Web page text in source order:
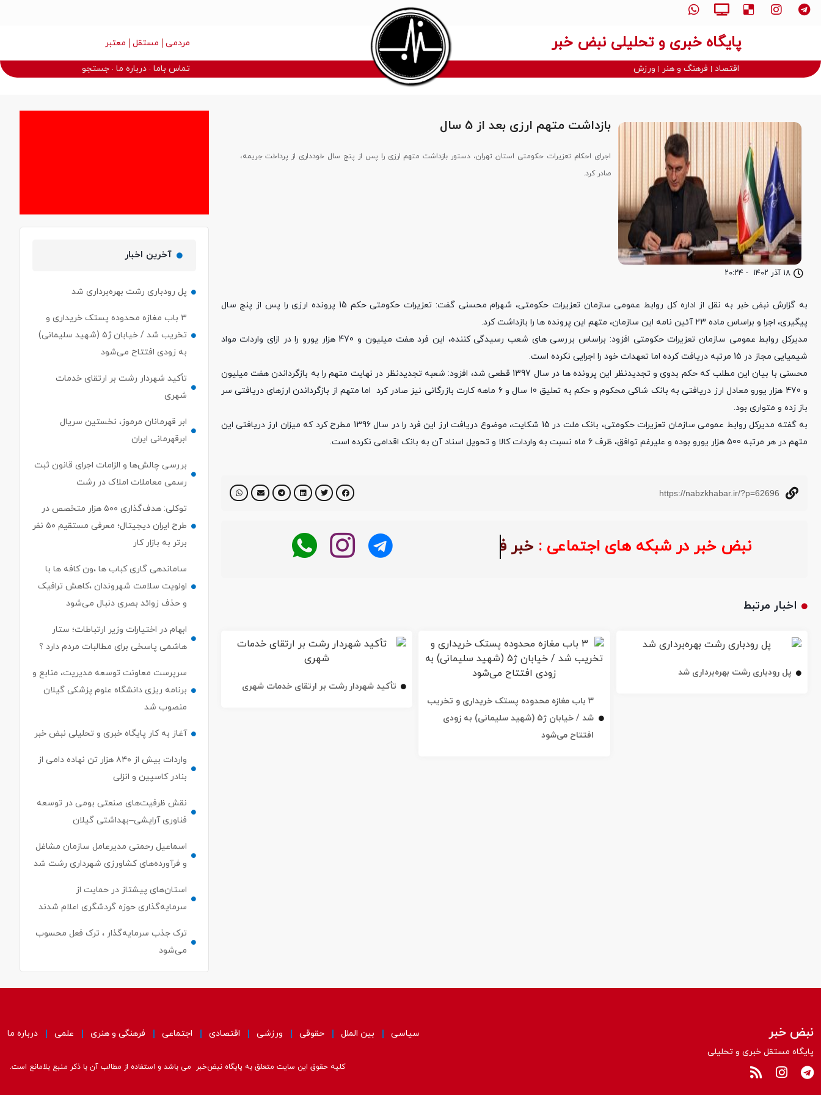
پایگاه خبری و تحلیلی نبض خبر مردمی مستقل معتبر
اقتصاد فرهنگ و هنر ورزش تماس باما درباره ما جستجو
۱۸ آذر ۱۴۰۲ - ۲۰:۲۴
بازداشت متهم ارزی بعد از 5 سال
اجرای احکام تعزیرات حکومتی استان تهران، دستور بازداشت متهم ارزی را پس از پنج سال خودداری از پرداخت جریمه،
صادر کرد.
به گزارش نبض خبر به نقل از اداره کل روابط عمومی سازمان تعزیرات حکومتی، شهرام محسنی گفت: تعزیرات حکومتی حکم 15 پرونده ارزی را پس از پنج سال
پیگیری، اجرا و براساس ماده 23 آئین نامه این سازمان، متهم این پرونده ها را بازداشت کرد.
مدیرکل روابط عمومی سازمان تعزیرات حکومتی افزود: براساس بررسی های شعب رسیدگی کننده، این فرد هفت میلیون و 470 هزار یورو را در ازای واردات مواد
شیمیایی مجاز در 15 مرتبه دریافت کرده اما تعهدات خود را اجرایی نکرده است.
محسنی با بیان این مطلب که حکم بدوی و تجدیدنظر این پرونده ها در سال 1397 قطعی شد، افزود: شعبه تجدیدنظر در نهایت متهم را به بازگرداندن هفت میلیون
و 470 هزار یورو معادل ارز دریافتی به بانک شاکی محکوم و حکم به تعلیق 10 سال و 6 ماهه کارت بازرگانی نیز صادر کرد اما متهم از بازگرداندن ارزهای دریافتی سر
باز زده و متواری بود.
به گفته مدیرکل روابط عمومی سازمان تعزیرات حکومتی، بانک ملت در 15 شکایت، موضوع دریافت ارز این فرد را در سال 1396 مطرح کرد که میزان ارز دریافتی این
متهم در هر مرتبه 500 هزار یورو بوده و علیرغم توافق، ظرف 6 ماه نسبت به واردات کالا و تحویل اسناد آن به بانک اقدامی نکرده است.
https://nabzkhabar.ir/?p=62696
نبض خبر در شبکه های اجتماعی : خبر فوری
اخبار مرتبط
پل رودباری رشت بهره‌برداری شد
۳ باب مغازه محدوده پستک خریداری و تخریب
شد / خیابان ژ۵ (شهید سلیمانی) به زودی
افتتاح می‌شود
تأکید شهردار رشت بر ارتقای خدمات شهری
آخرین اخبار
پل رودباری رشت بهره‌برداری شد
۳ باب مغازه محدوده پستک خریداری و
تخریب شد / خیابان ژ۵ (شهید سلیمانی)
به زودی افتتاح می‌شود
تأکید شهردار رشت بر ارتقای خدمات
شهری
ابر قهرمانان مرموز، نخستین سریال
ابرقهرمانی ایران
بررسی چالش‌ها و الزامات اجرای قانون ثبت
رسمی معاملات املاک در رشت
توکلی: هدف‌گذاری ۵۰۰ هزار متخصص در
طرح ایران دیجیتال؛ معرفی مستقیم ۵۰ نفر
برتر به بازار کار
ساماندهی گاری کباب ها ،ون کافه ها با
اولویت سلامت شهروندان ،کاهش ترافیک
و حذف زوائد بصری دنبال می‌شود
ابهام در اختیارات وزیر ارتباطات؛ ستار
هاشمی پاسخی برای مطالبات مردم دارد ؟
سرپرست معاونت توسعه مدیریت، منابع و
برنامه ریزی دانشگاه علوم پزشکی گیلان
منصوب شد
آغاز به کار پایگاه خبری و تحلیلی نبض خبر
واردات بیش از ۸۴۰ هزار تن نهاده دامی از
بنادر كاسپین و انزلی
نقش ظرفیت‌های صنعتی بومی در توسعه
فناوری آرایشی–بهداشتی گیلان
اسماعیل رحمتی مدیرعامل سازمان مشاغل
و فرآورده‌های کشاورزی شهرداری رشت شد
استان‌های پیشتاز در حمایت از
سرمایه‌گذاری حوزه گردشگری اعلام شدند
ترک جذب سرمایه‌گذار ، ترک فعل محسوب
می‌شود
نبض خبر
پایگاه مستقل خبری و تحلیلی
سیاسی بین الملل حقوقی ورزشی اقتصادی اجتماعی فرهنگی و هنری علمی درباره ما
کلیه حقوق این سایت متعلق به پایگاه نبض‌خبر می باشد و استفاده از مطالب آن با ذکر منبع بلامانع است.